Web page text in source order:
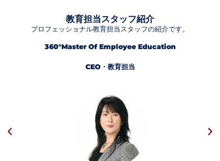
教育担当スタッフ紹介
プロフェッショナル教育担当スタッフの紹介です。
360°Master Of Employee Education
CEO・教育担当